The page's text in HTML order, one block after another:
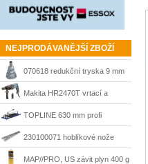
NEJPRODÁVANĚJŠÍ ZBOŽÍ
070618 redukční tryska 9 mm
Steinel
Makita HR2470T vrtací a
sekací kladivo 780 W, SDS-
Plus
TOPLINE 630 mm profi
řezačka Kaufmann
230100071 hoblíkové nože
HSS 210 mm Matrix
MAP//PRO, US závit plyn 400 g